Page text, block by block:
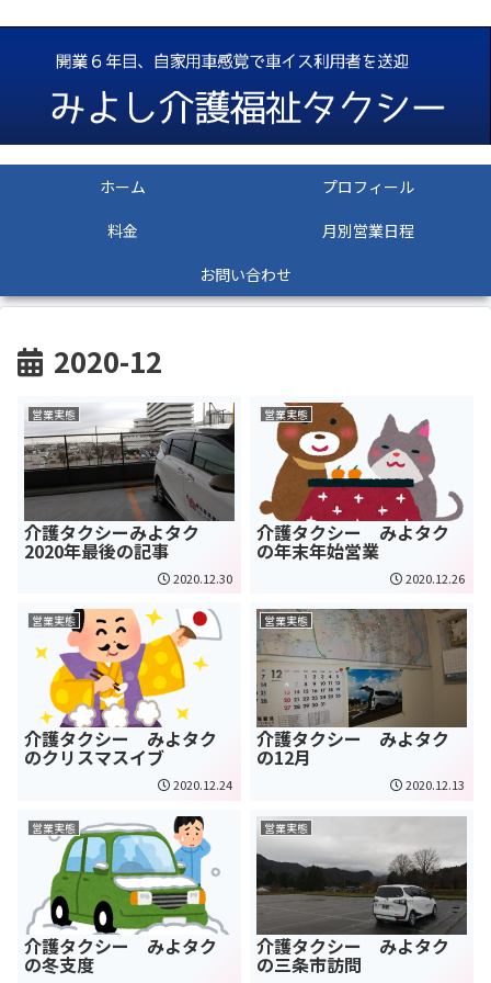
ホーム
プロフィール
料金
月別営業日程
お問い合わせ
2020-12
営業実態
介護タクシーみよタク
2020年最後の記事
2020.12.30
営業実態
介護タクシー みよタク
の年末年始営業
2020.12.26
営業実態
介護タクシー みよタク
のクリスマスイブ
2020.12.24
営業実態
介護タクシー みよタク
の12月
2020.12.13
営業実態
介護タクシー みよタク
の冬支度
営業実態
介護タクシー みよタク
の三条市訪問